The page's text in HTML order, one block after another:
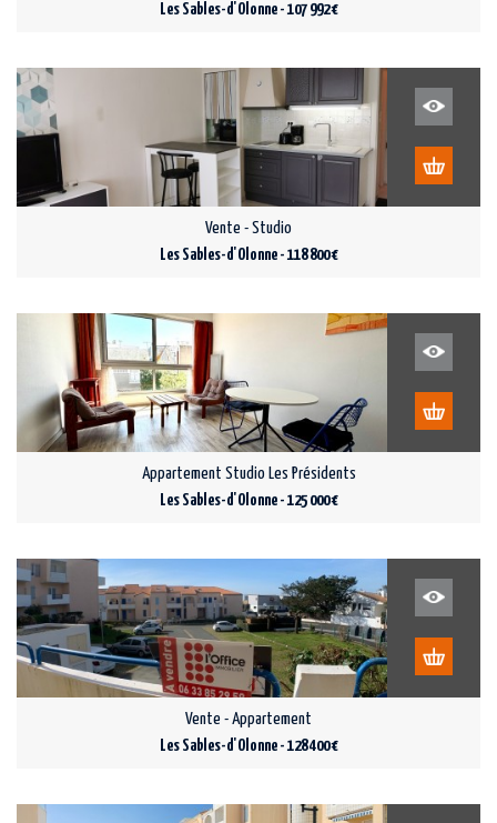
Les Sables-d'Olonne - 107 992 €
Vente - Studio
Les Sables-d'Olonne - 118 800 €
Appartement Studio Les Présidents
Les Sables-d'Olonne - 125 000 €
Vente - Appartement
Les Sables-d'Olonne - 128 400 €